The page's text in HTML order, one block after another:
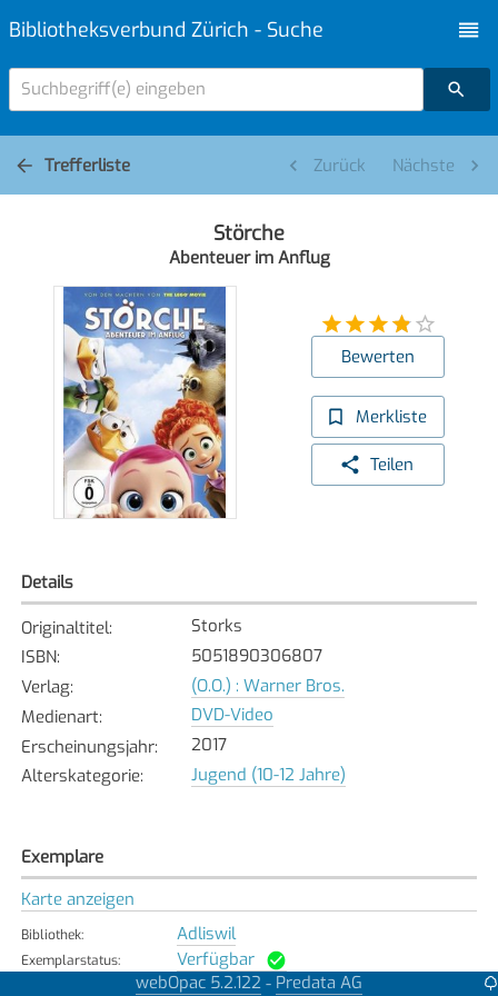
Bibliotheksverbund Zürich - Suche
Suchbegriff(e) eingeben
Trefferliste Zurück Nächste
Störche
Abenteuer im Anflug
Bewerten
Merkliste
Teilen
Details
Originaltitel:
Storks
ISBN:
5051890306807
Verlag:
(O.O.) : Warner Bros.
Medienart:
DVD-Video
Erscheinungsjahr:
2017
Alterskategorie: Jugend (10-12 Jahre)
Exemplare
Karte anzeigen
Bibliothek: Adliswil
Exemplarstatus: Verfügbar
webOpac 5.2.122 - Predata AG